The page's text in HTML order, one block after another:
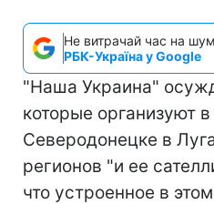
Не витрачай час на
РБК-Україна у Google
"Наша Украина"
которые организуют
Северодонецке в
регионов "и ее
что устроенное в